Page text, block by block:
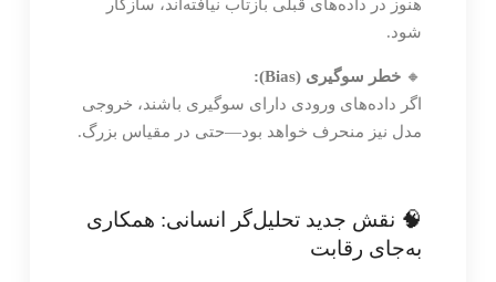
هنوز در داده‌های قبلی بازتاب نیافته‌اند، سازگار
شود.
🔸 خطر سوگیری (Bias):
اگر داده‌های ورودی دارای سوگیری باشند، خروجی
مدل نیز منحرف خواهد بود—حتی در مقیاس بزرگ.
🧠 نقش جدید تحلیل‌گر انسانی: همکاری
به‌جای رقابت